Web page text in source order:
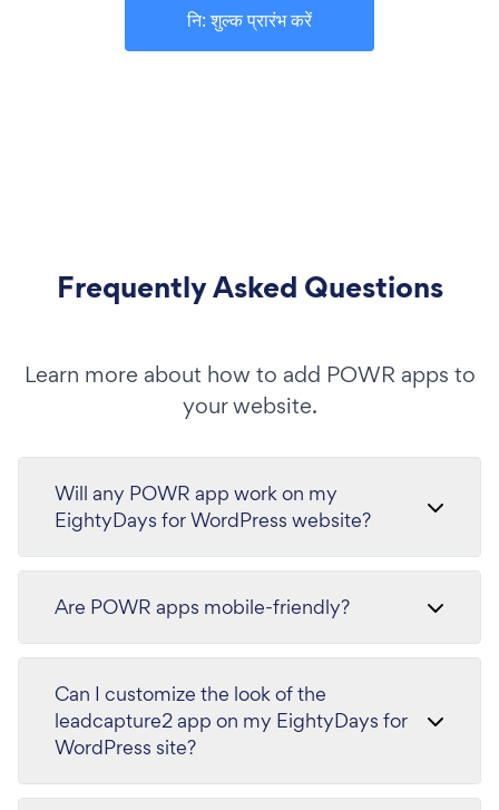
नि: शुल्क प्रारंभ करें
Frequently Asked Questions
Learn more about how to add POWR apps to
your website.
Will any POWR app work on my
EightyDays for WordPress website?
Are POWR apps mobile-friendly?
Can I customize the look of the
leadcapture2 app on my EightyDays for
WordPress site?